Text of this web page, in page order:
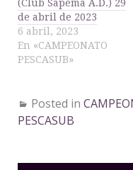
importar el…
(Club Sapema A.D.) 29
de abril de 2023
6 abril, 2023
En «CAMPEONATO
PESCASUB»
Posted in
PESCASUB